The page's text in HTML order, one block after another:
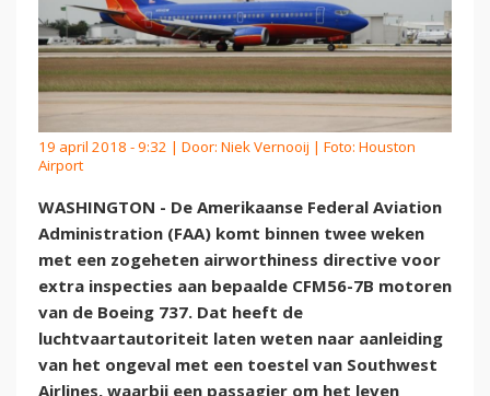
19 april 2018 - 9:32 | Door: Niek Vernooij | Foto: Houston
Airport
WASHINGTON - De Amerikaanse Federal Aviation
Administration (FAA) komt binnen twee weken
met een zogeheten airworthiness directive voor
extra inspecties aan bepaalde CFM56-7B motoren
van de Boeing 737. Dat heeft de
luchtvaartautoriteit laten weten naar aanleiding
van het ongeval met een toestel van Southwest
Airlines, waarbij een passagier om het leven